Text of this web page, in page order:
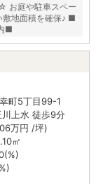
お庭や駐車スペー
敷地面積を確保♪ ■
■
町5丁目99-1
上水 徒歩9分
万円 /坪)
㎡